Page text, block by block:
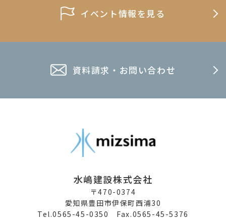
イベント情報を見る
資料請求・お問い合わせ
水嶋建設株式会社
〒470-0374
愛知県豊田市伊保町西浦30
Tel.0565-45-0350 Fax.0565-45-5376